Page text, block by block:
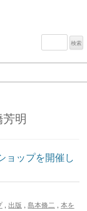
検
明
ョップを開催し
, 出版 , 島本脩二 , 本を